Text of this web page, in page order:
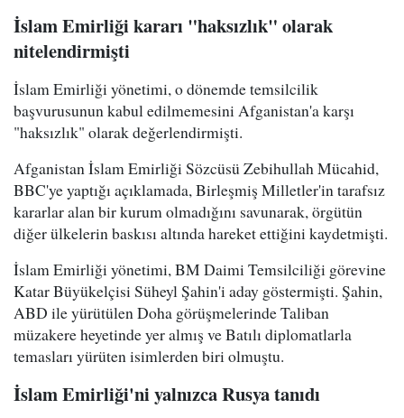
İslam Emirliği kararı "haksızlık" olarak
nitelendirmişti
İslam Emirliği yönetimi, o dönemde temsilcilik
başvurusunun kabul edilmemesini Afganistan'a karşı
"haksızlık" olarak değerlendirmişti.
Afganistan İslam Emirliği Sözcüsü Zebihullah Mücahid,
BBC'ye yaptığı açıklamada, Birleşmiş Milletler'in tarafsız
kararlar alan bir kurum olmadığını savunarak, örgütün
diğer ülkelerin baskısı altında hareket ettiğini kaydetmişti.
İslam Emirliği yönetimi, BM Daimi Temsilciliği görevine
Katar Büyükelçisi Süheyl Şahin'i aday göstermişti. Şahin,
ABD ile yürütülen Doha görüşmelerinde Taliban
müzakere heyetinde yer almış ve Batılı diplomatlarla
temasları yürüten isimlerden biri olmuştu.
İslam Emirliği'ni yalnızca Rusya tanıdı